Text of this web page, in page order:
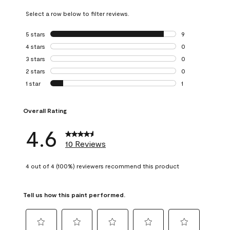
Select a row below to filter reviews.
5 stars stars
9
9 reviews with 5
4 stars stars
0
0 reviews with 4
3 stars stars
0
0 reviews with 3
2 stars stars
0
0 reviews with 2
1 star stars
1
Overall Rating
4.6 10 Reviews
4 out of 4 (100%) reviewers recommend this product
Tell us how this paint performed.